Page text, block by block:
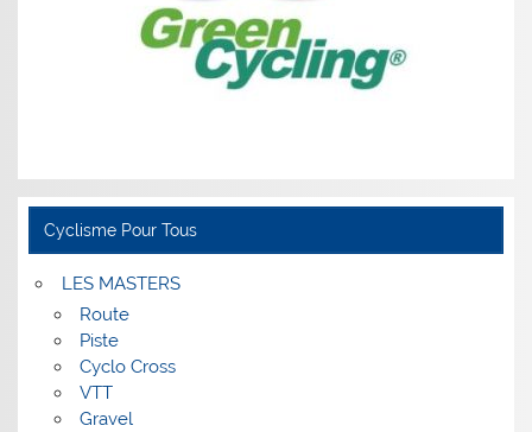
Cyclisme Pour Tous
LES MASTERS
Route
Piste
Cyclo Cross
VTT
Gravel